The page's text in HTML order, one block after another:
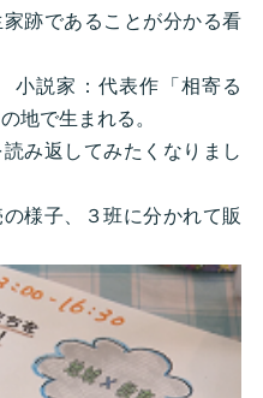
跡であることが分かる看
説家：代表作「相寄る
地で生まれる。
み返してみたくなりまし
様子、３班に分かれて販